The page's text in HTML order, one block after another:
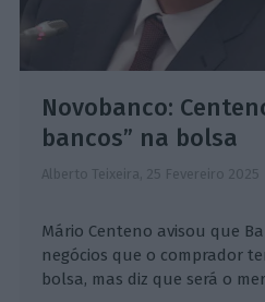
Novobanco:
bancos” na bolsa
Alberto Teixeira, 25 Fevereiro 2025
Mário Centeno avisou que
negócios que o comprador
bolsa, mas diz que será o